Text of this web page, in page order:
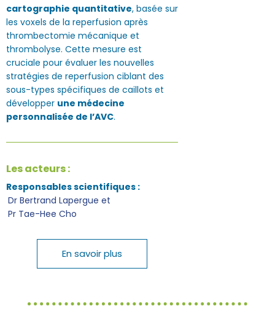
cartographie quantitative, basée sur
les voxels de la reperfusion après
thrombectomie mécanique et
thrombolyse. Cette mesure est
cruciale pour évaluer les nouvelles
stratégies de reperfusion ciblant des
sous-types spécifiques de caillots et
développer une médecine
personnalisée de l’AVC.
Les acteurs :
Responsables scientifiques :
Dr Bertrand Lapergue et
Pr Tae-Hee Cho
En savoir plus